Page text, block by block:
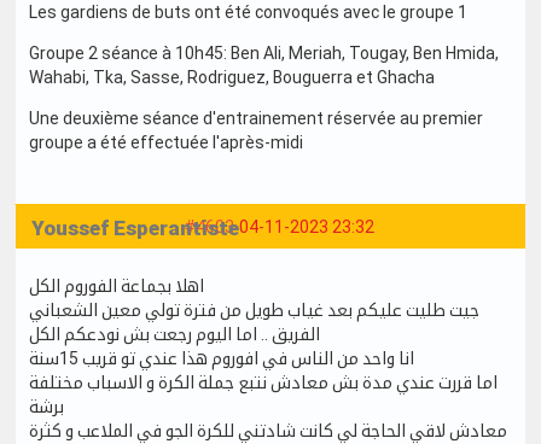
Les gardiens de buts ont été convoqués avec le groupe 1
Groupe 2 séance à 10h45: Ben Ali, Meriah, Tougay, Ben Hmida,
Wahabi, Tka, Sasse, Rodriguez, Bouguerra et Ghacha
Une deuxième séance d'entrainement réservée au premier
groupe a été effectuée l'après-midi
#4603 04-11-2023 23:32
Youssef Esperantiste
اهلا بجماعة الفوروم الكل
جيت طليت عليكم بعد غياب طويل من فترة تولي معين الشعباني
الفريق .. اما اليوم رجعت بش نودعكم الكل
اما قررت عندي مدة بش معادش نتبع جملة الكرة و الاسباب مختلفة
برشة
معادش لاقي الحاجة لي كانت شادتني للكرة الجو في الملاعب و كثرة